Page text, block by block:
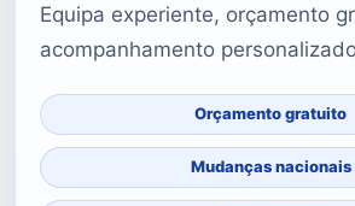
Equipa experiente, orçamento
acompanhamento
Orçamento gratuito
Mudanças nacionais